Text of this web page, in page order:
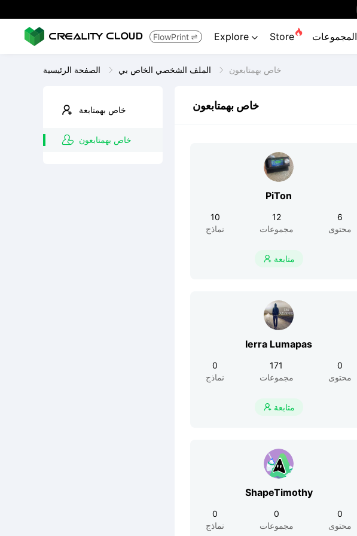
FlowPrint  Explore  Store المجموعات
خاص بهمتابعون
خاص بهمتابعة
خاص بهمتابعون
خاص بهمتابعون
PiTon
10
نماذج
12
مجموعات
6
محتوى
 متابعة
Ierra Lumapas
0
نماذج
171
مجموعات
0
محتوى
 متابعة
ShapeTimothy
0
نماذج
0
مجموعات
0
محتوى